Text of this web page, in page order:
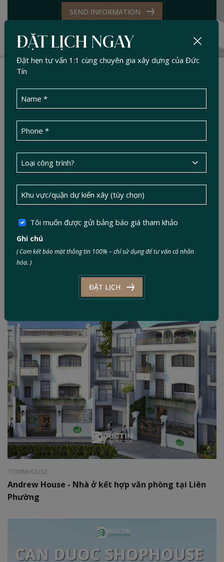
SEND INFORMATION
Related projects
Style:Hiện đại
Area:5 x 15m
KEN HOUSE: Từ bỏ chung cư, tìm về chốn bình yên
Style:Hiện đại
Area:5 x 15m
TOWNHOUSE
Andrew House - Nhà ở kết hợp văn phòng tại Liên
Phường
ĐẶT LỊCH NGAY
Đặt hẹn tư vấn 1:1 cùng chuyên gia xây dựng của Đức
Tín
Tôi muốn được gửi bảng báo giá tham khảo
Ghi chú
( Cam kết bảo mật thông tin 100% – chỉ sử dụng để tư vấn cá nhân
hóa. )
ĐẶT LỊCH